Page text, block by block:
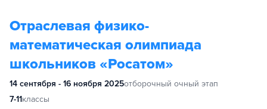
Отраслевая физико-
математическая олимпиада
школьников «Росатом»
14 сентября - 16 ноября 2025отборочный очный этап
7-11классы